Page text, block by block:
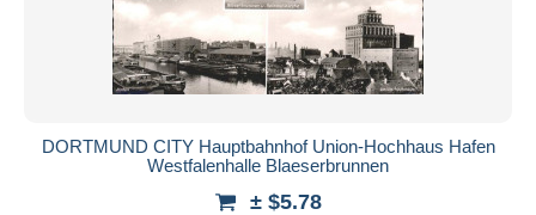
DORTMUND CITY Hauptbahnhof Union-Hochhaus Hafen
Westfalenhalle Blaeserbrunnen
± $5.78